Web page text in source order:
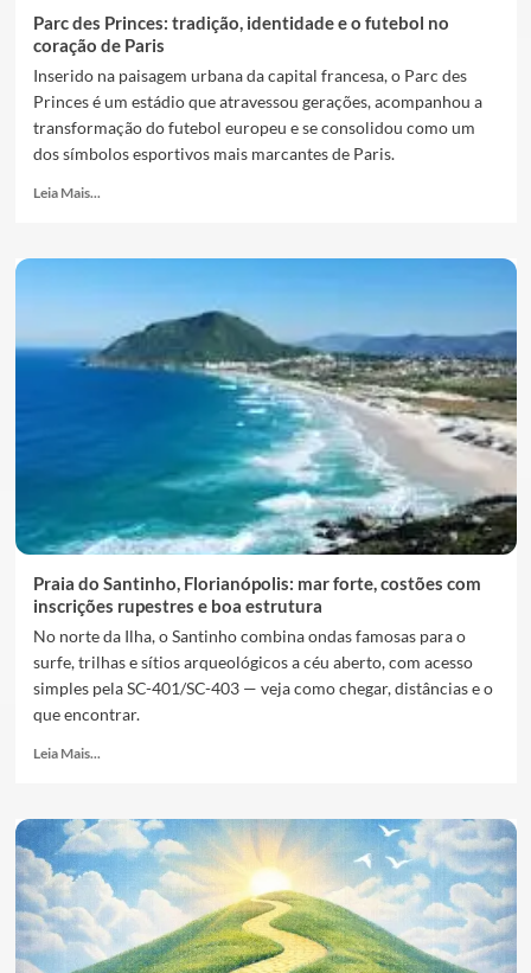
Parc des Princes: tradição, identidade e o futebol no
coração de Paris
Inserido na paisagem urbana da capital francesa, o Parc des
Princes é um estádio que atravessou gerações, acompanhou a
transformação do futebol europeu e se consolidou como um
dos símbolos esportivos mais marcantes de Paris.
Leia Mais...
Praia do Santinho, Florianópolis: mar forte, costões com
inscrições rupestres e boa estrutura
No norte da Ilha, o Santinho combina ondas famosas para o
surfe, trilhas e sítios arqueológicos a céu aberto, com acesso
simples pela SC-401/SC-403 — veja como chegar, distâncias e o
que encontrar.
Leia Mais...